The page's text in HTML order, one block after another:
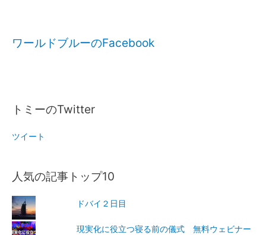
ワールドブルーのFacebook
トミーのTwitter
ツイート
人気の記事トップ10
ドバイ２日目
現実化に役立つ寝る前の儀式 無料ウェビナー